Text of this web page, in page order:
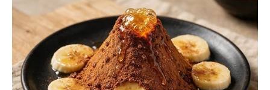
1 žlica šećera
1 žlica gorkog kakaa
1 žlica kukuruznog škroba
250 ml mlijeka